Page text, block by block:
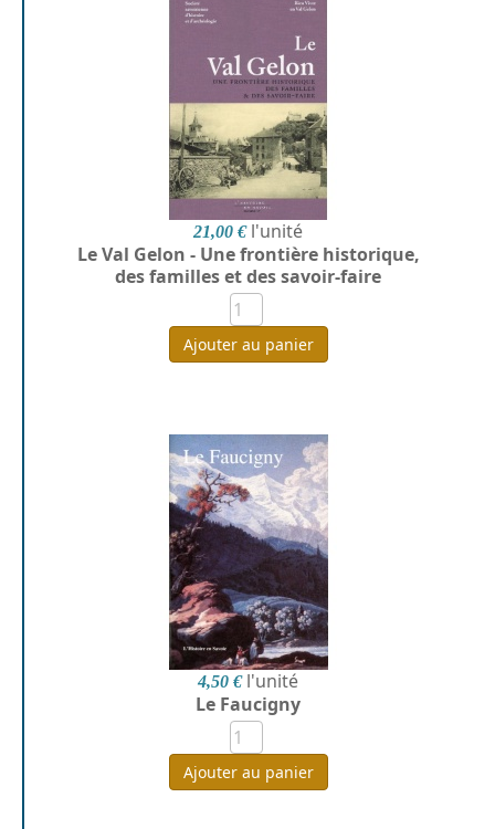
21,00 € l'unité
Le Val Gelon - Une frontière historique,
des familles et des savoir-faire
Ajouter au panier
4,50 € l'unité
Le Faucigny
Ajouter au panier